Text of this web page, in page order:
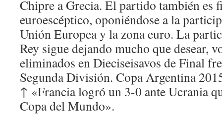
Chipre a Grecia. El partido también es
euroescéptico, oponiéndose a la
Unión Europea y la zona euro. La
Rey sigue dejando mucho que desear,
eliminados en Dieciseisavos de Final
Segunda División. Copa Argentina
↑ «Francia logró un 3-0 ante Ucrania
Copa del Mundo».